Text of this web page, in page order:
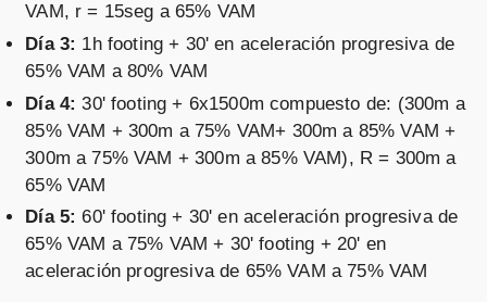
VAM, r = 15seg a 65% VAM
Día 3: 1h footing + 30' en aceleración progresiva de
65% VAM a 80% VAM
Día 4: 30' footing + 6x1500m compuesto de: (300m a
85% VAM + 300m a 75% VAM+ 300m a 85% VAM +
300m a 75% VAM + 300m a 85% VAM), R = 300m a
65% VAM
Día 5: 60' footing + 30' en aceleración progresiva de
65% VAM a 75% VAM + 30' footing + 20' en
aceleración progresiva de 65% VAM a 75% VAM